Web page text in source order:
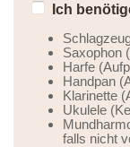
Ich
Saxophon
Harfe
Handpan
Klarinette
Ukulele
falls nicht